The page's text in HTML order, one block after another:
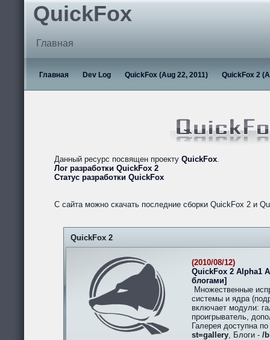
QuickFox
Главная
Главная Dev Log QuickFox (Aug 22, 2011) QuickFox 2
Данный ресурс посвящен проекту QuickFox.
Лог разработки QuickFox 2
Статус разработки QuickFox
С сайта можно скачать последние сборки QuickFox 2 и
QuickFox 2
(2010/08/12)
QuickFox 2 Alpha1
блогами]
Множественные
системы и ядра
включает модули:
проигрыватель,
Галерея доступна
st=gallery, Блоги - /